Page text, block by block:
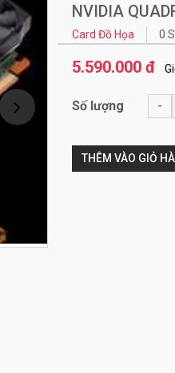
Kế tiếp
NVIDIA
Card Đồ Họa 0
5.590.000 đ
Số lượng -
THÊM VÀO GIỎ